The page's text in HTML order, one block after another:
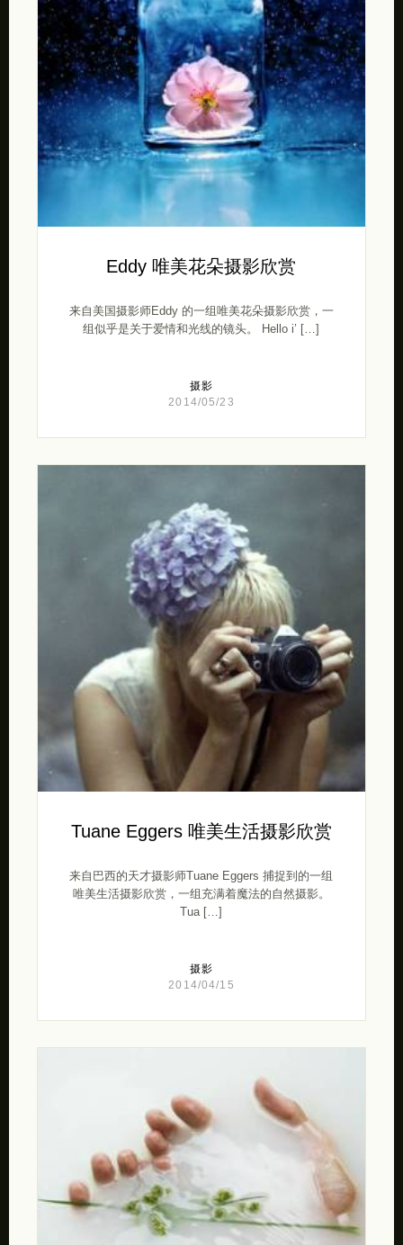
Eddy 唯美花朵摄影欣赏
来自美国摄影师Eddy 的一组唯美花朵摄影欣赏，一
组似乎是关于爱情和光线的镜头。 Hello i’ […]
摄影
2014/05/23
Tuane Eggers 唯美生活摄影欣赏
来自巴西的天才摄影师Tuane Eggers 捕捉到的一组
唯美生活摄影欣赏，一组充满着魔法的自然摄影。
Tua […]
摄影
2014/04/15